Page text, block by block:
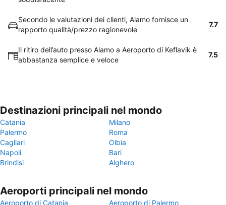
Secondo le valutazioni dei clienti, Alamo fornisce un
rapporto qualità/prezzo ragionevole
7.7
Il ritiro dell’auto presso Alamo a Aeroporto di Keflavik è
abbastanza semplice e veloce
7.5
Destinazioni principali nel mondo
Catania
Milano
Palermo
Roma
Cagliari
Olbia
Napoli
Bari
Brindisi
Alghero
Aeroporti principali nel mondo
Aeroporto di Catania Aeroporto di Palermo